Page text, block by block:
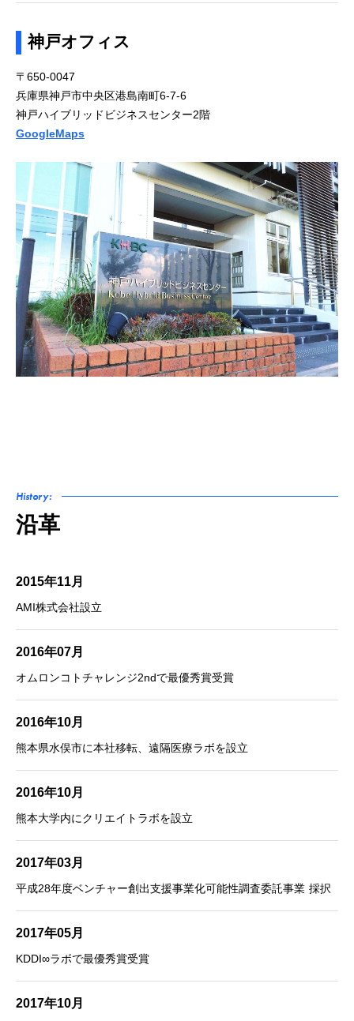
神戸オフィス
〒650-0047
兵庫県神戸市中央区港島南町6-7-6
神戸ハイブリッドビジネスセンター2階
GoogleMaps
History:
沿革
2015年11月
AMI株式会社設立
2016年07月
オムロンコトチャレンジ2ndで最優秀賞受賞
2016年10月
熊本県水俣市に本社移転、遠隔医療ラボを設立
2016年10月
熊本大学内にクリエイトラボを設立
2017年03月
平成28年度ベンチャー創出支援事業化可能性調査委託事業 採択
2017年05月
KDDI∞ラボで最優秀賞受賞
2017年10月